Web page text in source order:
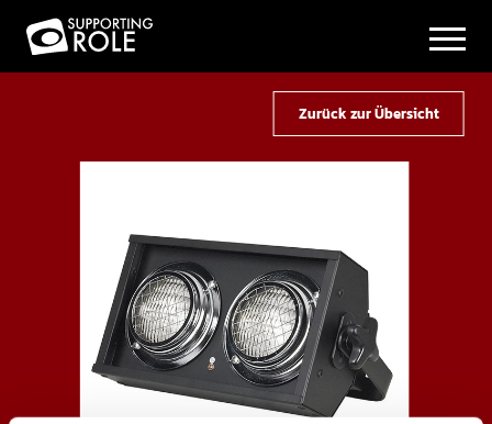
Zurück zur Übersicht